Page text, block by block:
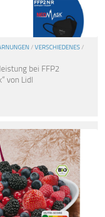
/ VERSCHIEDENES /
bei FFP2
von Lidl